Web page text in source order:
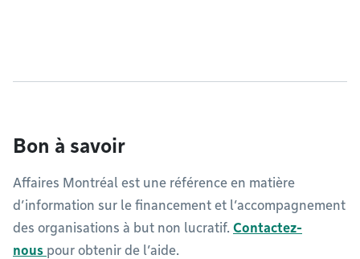
Bon à savoir
Affaires Montréal est une référence en matière
d’information sur le financement et l’accompagnement
des organisations à but non lucratif. Contactez-
nous pour obtenir de l’aide.